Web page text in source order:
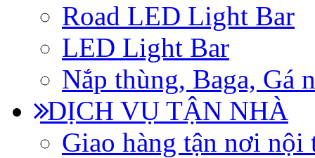
Road LED Light Bar
LED Light Bar
Nắp thùng, Baga, Gá
DỊCH VỤ TẬN NHÀ
Giao hàng tận nơi nội